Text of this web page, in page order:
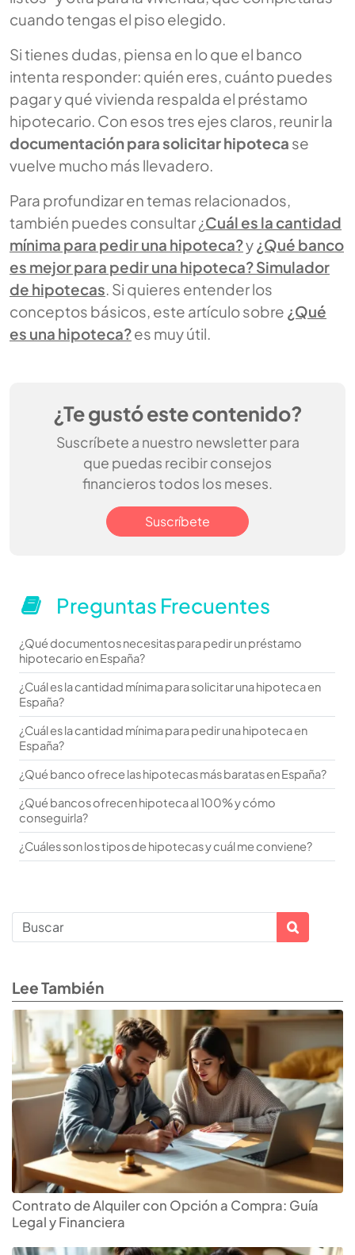
cuando tengas el piso elegido.
Si tienes dudas, piensa en lo que el banco
intenta responder: quién eres, cuánto puedes
pagar y qué vivienda respalda el préstamo
hipotecario. Con esos tres ejes claros, reunir la
documentación para solicitar hipoteca se
vuelve mucho más llevadero.
Para profundizar en temas relacionados,
también puedes consultar ¿Cuál es la cantidad
mínima para pedir una hipoteca?y¿Qué banco
es mejor para pedir una hipoteca? Simulador
de hipotecas. Si quieres entender los
conceptos básicos, este artículo sobre ¿Qué
es una hipoteca?es muy útil.
¿Te gustó este contenido?
Suscríbete a nuestro newsletter para
que puedas recibir consejos
financieros todos los meses.
Suscríbete
Preguntas Frecuentes
¿Qué documentos necesitas para pedir un préstamo
hipotecario en España?
¿Cuál es la cantidad mínima para solicitar una hipoteca en
España?
¿Cuál es la cantidad mínima para pedir una hipoteca en
España?
¿Qué banco ofrece las hipotecas más baratas en España?
¿Qué bancos ofrecen hipoteca al 100% y cómo
conseguirla?
¿Cuáles son los tipos de hipotecas y cuál me conviene?
Lee También
Contrato de Alquiler con Opción a Compra: Guía
Legal y Financiera